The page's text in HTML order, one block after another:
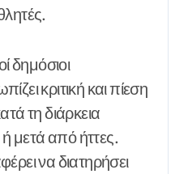
δημόσιοι
κριτική και πίεση
τη διάρκεια
μετά από ήττες.
να διατηρήσει